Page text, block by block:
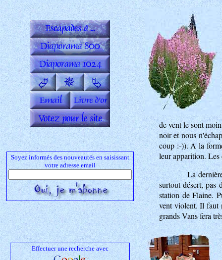
Soyez informés des nouveautés en saisissant
votre adresse email
Effectuer une recherche avec
de vent le sont
noir et nous
coup :-)). A la
leur apparition. Les
La
surtout désert, pas
station de Flaine.
vent violent. Il faut
grands Vans fera